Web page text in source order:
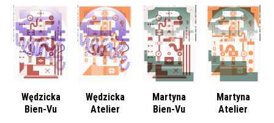
Wędzicka
Bien-Vu
Wędzicka
Atelier
Martyna
Bien-Vu
Martyna
Atelier